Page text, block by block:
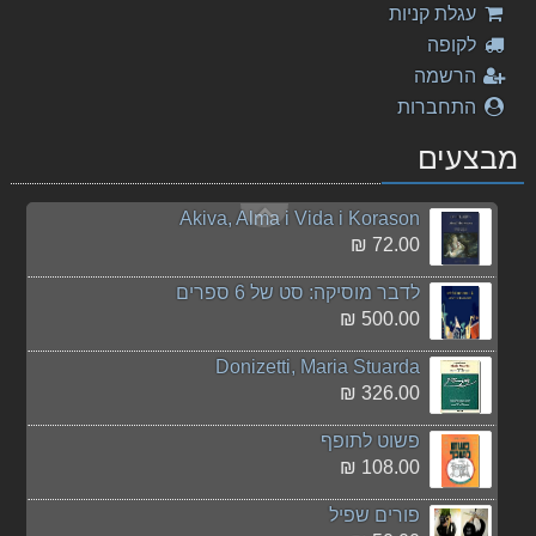
עגלת קניות
לקופה
הרשמה
התחברות
מבצעים
40.00 ₪
המורה המצליח - להנות יותר, להרוויח יותר
25.00 ₪
Akiva, Alma i Vida i Korason
72.00 ₪
לדבר מוסיקה: סט של 6 ספרים
500.00 ₪
Donizetti, Maria Stuarda
326.00 ₪
פשוט לתופף
108.00 ₪
פורים שפיל